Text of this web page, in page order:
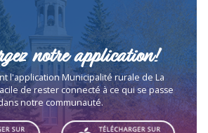
notre application!
l'application Municipalité rurale de La
de rester connecté à ce qui se passe
notre communauté.